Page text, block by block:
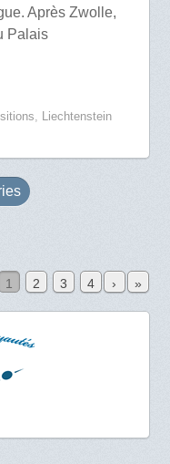
Après Zwolle,
Palais
, Liechtenstein
1 2 3 4 › »